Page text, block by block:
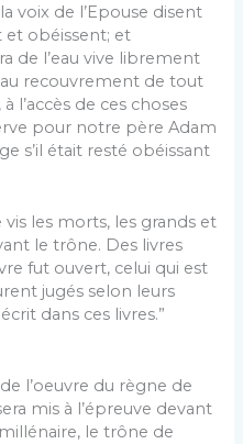
voix de l’Epouse disent
et obéissent; et
de l’eau vive librement
recouvrement de tout
l’accès de ces choses
pour notre père Adam
s’il était resté obéissant
vis les morts, les grands et
le trône. Des livres
fut ou­vert, celui qui est
jugés selon leurs
dans ces livres.”
l’oeuvre du règne de
mis à l’épreuve de­vant
le trône de